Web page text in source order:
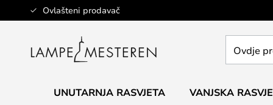
Ovlašteni prodavač
Skip
to
pretražite
trgovinu...
UNUTARNJA RASVJETA VANJSKA